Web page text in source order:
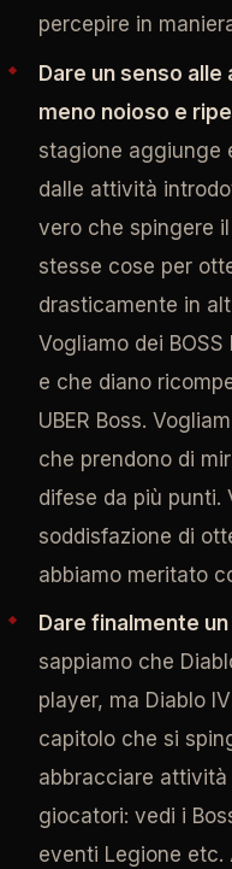
percepire in
Dare un senso
meno noioso e
stagione aggiunge
dalle attività
vero che spingere
stesse cose per
drasticamente in
Vogliamo dei
e che diano
UBER Boss.
che prendono di
difese da più punti.
soddisfazione di
abbiamo meritato
Dare finalmente
sappiamo che
player, ma Diablo
capitolo che si
abbracciare
giocatori: vedi i
eventi Legione etc.